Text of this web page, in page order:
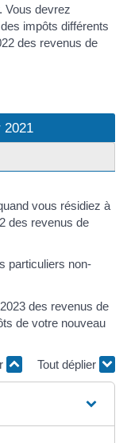
Vous devrez
impôts différents
des revenus de
2021
vous résidiez à
des revenus de
particuliers non-
des revenus de
de votre nouveau
Tout déplier